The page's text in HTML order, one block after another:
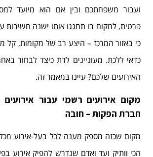
ועבור משפחתכם ובין אם הוא מיועד
פרטית, למקום בו תחגגו אותו ישנה חשיבות
כי באזור המרכז – היצע רב של מקומות, קל
כדאי ללכת. מעוניינים לדת כיצד לבחור
האירועים שלכם? עיינו במאמר זה.
מקום אירועים רשמי עבור
חברת הפקות – חובה
מקום שכזה מספק מענה לכל בעל-אירוע
הכי וותיק ועד ואדם שנדרש להפיק אירוע